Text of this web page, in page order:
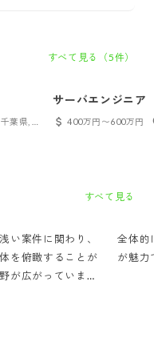
すべて見る（5件）
サーバエンジニ
400万円〜600万円
すべて見る
い案件に関わり、
を俯瞰することが
が広がっていま
全体的
が魅力